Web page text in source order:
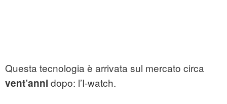
Questa tecnologia è arrivata sul mercato circa
vent’anni dopo: l’I-watch.